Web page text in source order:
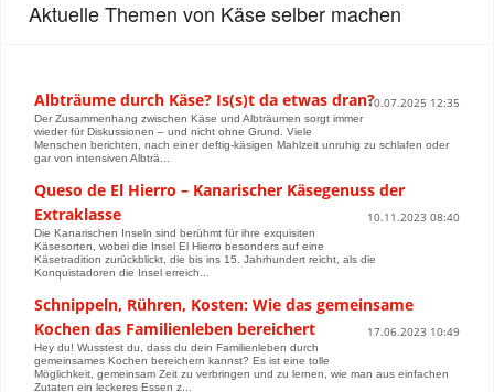
Aktuelle Themen von Käse selber machen
Albträume durch Käse? Is(s)t da etwas dran?10.07.2025 12:35
Der Zusammenhang zwischen Käse und Albträumen sorgt immer
wieder für Diskussionen – und nicht ohne Grund. Viele
Menschen berichten, nach einer deftig-käsigen Mahlzeit unruhig zu schlafen oder
gar von intensiven Albträ...
Queso de El Hierro – Kanarischer Käsegenuss der
Extraklasse
10.11.2023 08:40
Die Kanarischen Inseln sind berühmt für ihre exquisiten
Käsesorten, wobei die Insel El Hierro besonders auf eine
Käsetradition zurückblickt, die bis ins 15. Jahrhundert reicht, als die
Konquistadoren die Insel erreich...
Schnippeln, Rühren, Kosten: Wie das gemeinsame
Kochen das Familienleben bereichert
17.06.2023 10:49
Hey du! Wusstest du, dass du dein Familienleben durch
gemeinsames Kochen bereichern kannst? Es ist eine tolle
Möglichkeit, gemeinsam Zeit zu verbringen und zu lernen, wie man aus einfachen
Zutaten ein leckeres Essen z...